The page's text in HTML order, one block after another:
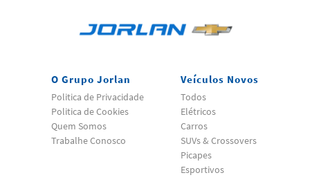
O Grupo Jorlan
Politica de Privacidade
Politica de Cookies
Quem Somos
Trabalhe Conosco
Veículos Novos
Todos
Elétricos
Carros
SUVs & Crossovers
Picapes
Esportivos